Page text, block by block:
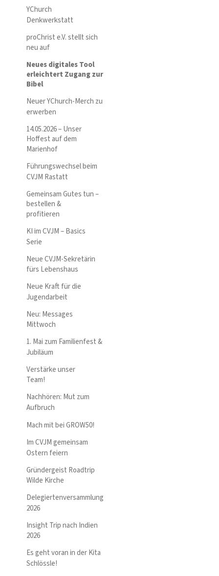
YChurch
Denkwerkstatt
proChrist e.V. stellt sich
neu auf
Neues digitales Tool
erleichtert Zugang zur
Bibel
Neuer YChurch-Merch zu
erwerben
14.05.2026 – Unser
Hoffest auf dem
Marienhof
Führungswechsel beim
CVJM Rastatt
Gemeinsam Gutes tun –
bestellen &
profitieren
KI im CVJM – Basics
Serie
Neue CVJM-Sekretärin
fürs Lebenshaus
Neue Kraft für die
Jugendarbeit
Neu: Messages
Mittwoch
1. Mai zum Familienfest &
Jubiläum
Verstärke unser
Team!
Nachhören: Mut zum
Aufbruch
Mach mit bei GROW50!
Im CVJM gemeinsam
Ostern feiern
Gründergeist Roadtrip
Wilde Kirche
Delegiertenversammlung
2026
Insight Trip nach Indien
2026
Es geht voran in der Kita
Schlössle!